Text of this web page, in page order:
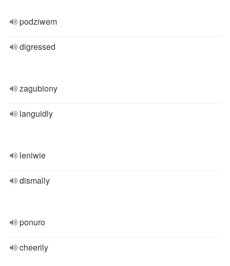
podziwem
digressed
zagubiony
languidly
leniwie
dismally
ponuro
cheerily